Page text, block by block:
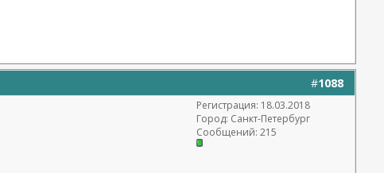
#1088
Регистрация: 18.03.2018
Город: Санкт-Петербург
Сообщений: 215